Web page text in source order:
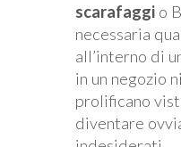
scarafaggi o
necessaria
all’interno di
in un negozio
prolificano
diventare